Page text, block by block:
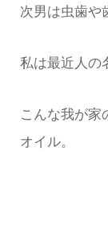
次男は虫歯や
私は最近人の
こんな我が家
オイル。